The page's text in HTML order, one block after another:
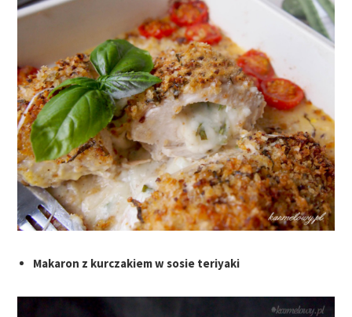
Makaron z kurczakiem w sosie teriyaki